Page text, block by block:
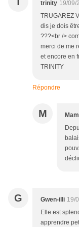
trinity 19/09/
TRUGAREZ
dis je dois
???<br />
merci de me
et encore en
TRINITY
Répondre
M
G Gwen-illi 19/
Elle est
apprendre